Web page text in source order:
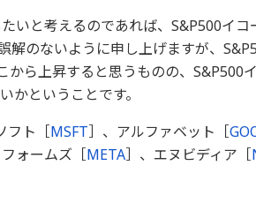
いと考えるのであれば、S&P500イ
解のないように申し上げますが、
から上昇すると思うものの、S&P500
かということです。
フト［MSFT］、アルファベット［
ォームズ［META］、エヌビディア［